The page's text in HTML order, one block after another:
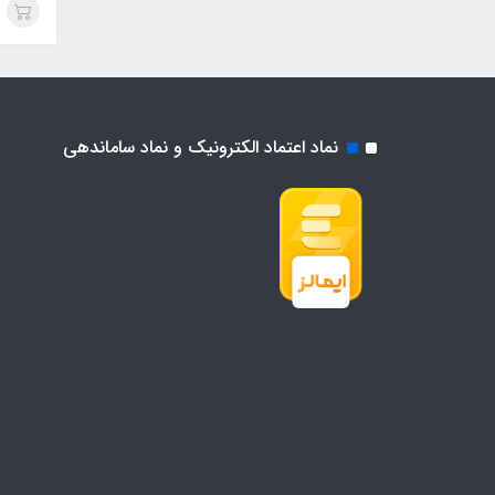
نماد اعتماد الکترونیک و نماد ساماندهی